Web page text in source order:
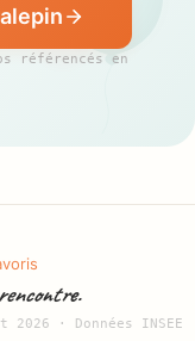
référencés en
· Données INSEE